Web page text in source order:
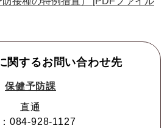
関するお問い合わせ先
保健予防課
直通
084-928-1127